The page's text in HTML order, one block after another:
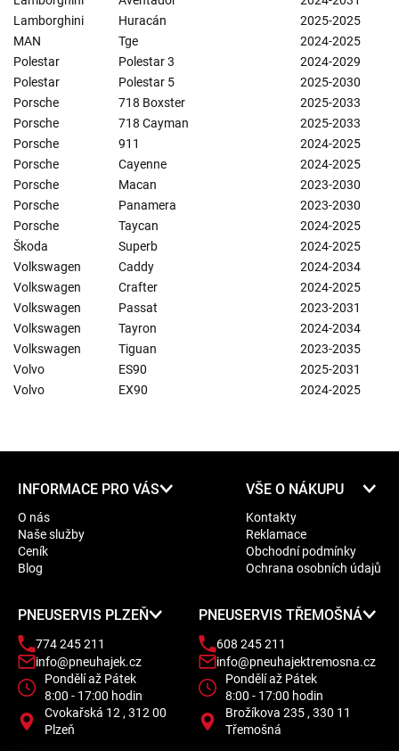
Lamborghini
Huracán
2025-2025
MAN
Tge
2024-2025
Polestar
Polestar 3
2024-2029
Polestar
Polestar 5
2025-2030
Porsche
718 Boxster
2025-2033
Porsche
718 Cayman
2025-2033
Porsche
911
2024-2025
Porsche
Cayenne
2024-2025
Porsche
Macan
2023-2030
Porsche
Panamera
2023-2030
Porsche
Taycan
2024-2025
Škoda
Superb
2024-2025
Volkswagen
Caddy
2024-2034
Volkswagen
Crafter
2024-2025
Volkswagen
Passat
2023-2031
Volkswagen
Tayron
2024-2034
Volkswagen
Tiguan
2023-2035
Volvo
ES90
2025-2031
Volvo
EX90 2024-2025
INFORMACE PRO VÁS
O nás
Naše služby
Ceník
Blog
VŠE O NÁKUPU
Kontakty
Reklamace
Obchodní podmínky
Ochrana osobních údajů
PNEUSERVIS PLZEŇ
774 245 211
info@pneuhajek.cz
Pondělí až Pátek
8:00 - 17:00 hodin
Cvokařská 12 , 312 00
Plzeň
PNEUSERVIS TŘEMOŠNÁ
608 245 211
info@pneuhajektremosna.cz
Pondělí až Pátek
8:00 - 17:00 hodin
Brožíkova 235 , 330 11
Třemošná